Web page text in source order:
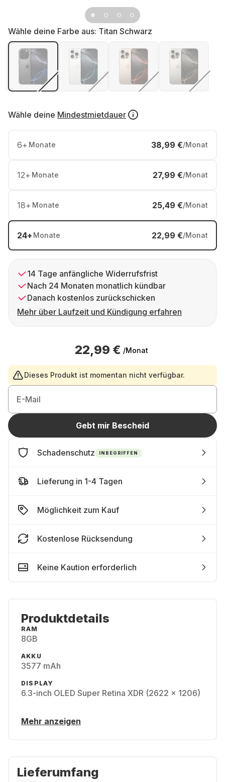
Wähle deine Farbe aus: Titan Schwarz
Wähle deine Mindestmietdauer
6+ Monate 38,99 €/Monat
12+ Monate 27,99 €/Monat
18+ Monate 25,49 €/Monat
24+ Monate 22,99 €/Monat
14 Tage anfängliche Widerrufsfrist
Nach 24 Monaten monatlich kündbar
Danach kostenlos zurückschicken
Mehr über Laufzeit und Kündigung erfahren
22,99 € /Monat
Dieses Produkt ist momentan nicht verfügbar.
E-Mail
Gebt mir Bescheid
Schadenschutz INBEGRIFFEN
Lieferung in 1-4 Tagen
Möglichkeit zum Kauf
Kostenlose Rücksendung
Keine Kaution erforderlich
Produktdetails
RAM
8GB
AKKU
3577 mAh
DISPLAY
6.3-inch OLED Super Retina XDR (2622 x 1206)
Mehr anzeigen
Lieferumfang